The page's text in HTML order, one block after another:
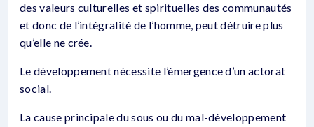
des valeurs culturelles et spirituelles des communautés
et donc de l’intégralité de l’homme, peut détruire plus
qu’elle ne crée.
Le développement nécessite l’émergence d’un actorat
social.
La cause principale du sous ou du mal-développement